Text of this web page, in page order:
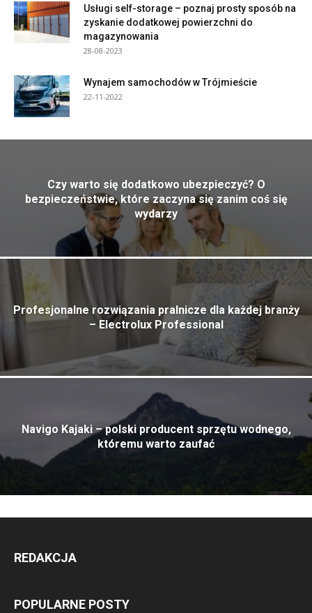
Usługi self-storage – poznaj prosty sposób na
zyskanie dodatkowej powierzchni do
magazynowania
28-08-2023
Wynajem samochodów w Trójmieście
22-11-2022
Czy warto się dodatkowo ubezpieczyć? O
bezpieczeństwie, które zaczyna się zanim coś się
wydarzy
Profesjonalne rozwiązania pralnicze dla każdej branży
– Electrolux Professional
Navigo Kajaki – polski producent sprzętu wodnego,
któremu warto zaufać
REDAKCJA
POPULARNE POSTY